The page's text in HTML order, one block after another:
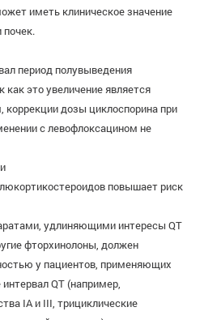
иметь клиническое значение
период полувыведения
как это увеличение является
дозы циклоспорина при
с левофлоксацином не
повышает риск
удлиняющими интересы QT
фторхинолоны, должен
у пациентов, применяющих
QT (например,
IA и III, трициклические